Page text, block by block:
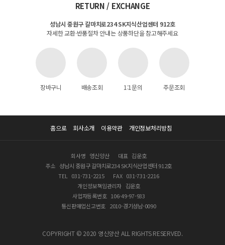
RETURN / EXCHANGE
성남시 중원구 갈마치로234 SK지식산업센터 912호
자세한 교환·반품절차 안내는 상품하단을 참고해주세요
장바구니 배송조회 1:1문의 주문조회
홈으로 회사소개 이용약관 개인정보처리방침
회사명 영신양산 대표 김운호
주소 성남시 중원구 갈마치로234 SK지식산업센터 912호
TEL
031-731-2215 FAX 031-731-2216
개인정보책임관리자 김운호
사업자등록번호 106-49-97-933
통신판매업신고번호 2010-경기성남-0090
COPYRIGHT © 2020 영신양산 ALL RIGHTS RESERVED.